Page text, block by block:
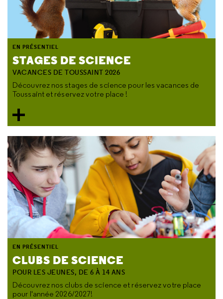
STAGES DE SCIENCE
EN PRÉSENTIEL
VACANCES DE TOUSSAINT 2026
Découvrez nos stages de science pour les vacances de
Toussaint et réservez votre place !
CLUBS DE SCIENCE
EN PRÉSENTIEL
POUR LES JEUNES, DE 6 À 14 ANS
Découvrez nos clubs de science et réservez votre place
pour l'année 2026/2027!